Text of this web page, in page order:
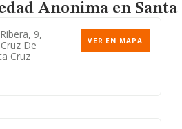
Anonimaen Santa
9,
De
Cruz
VER EN MAPA